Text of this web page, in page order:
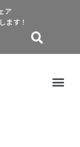
ア
ます！